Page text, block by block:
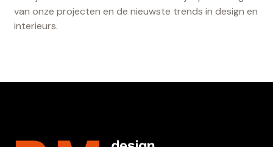
van onze projecten en de nieuwste trends in design en
interieurs.